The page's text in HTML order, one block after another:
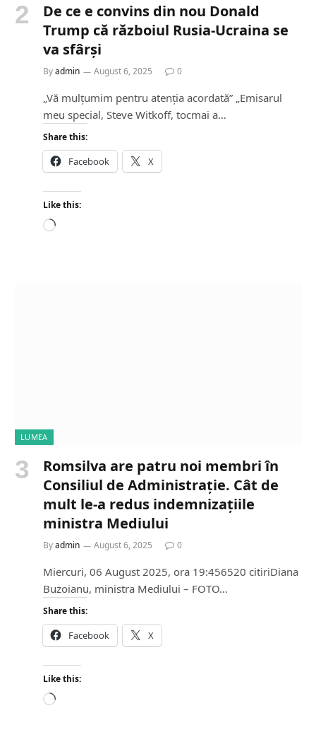
De ce e convins din nou Donald
Trump că războiul Rusia-Ucraina se
va sfârși
Byadmin August 6, 2025 0
„Vă mulțumim pentru atenția acordată” „Emisarul
meu special, Steve Witkoff, tocmai a…
Share this:
Facebook X
Like this:
L
LUMEA
Romsilva are patru noi membri în
Consiliul de Administrație. Cât de
mult le-a redus indemnizațiile
ministra Mediului
Byadmin August 6, 2025 0
Miercuri, 06 August 2025, ora 19:456520 citiriDiana
Buzoianu, ministra Mediului – FOTO…
Share this:
Facebook X
Like this:
L